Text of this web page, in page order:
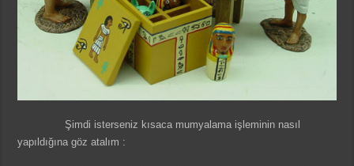
Şimdi isterseniz kısaca mumyalama işleminin nasıl
yapıldığına göz atalım :